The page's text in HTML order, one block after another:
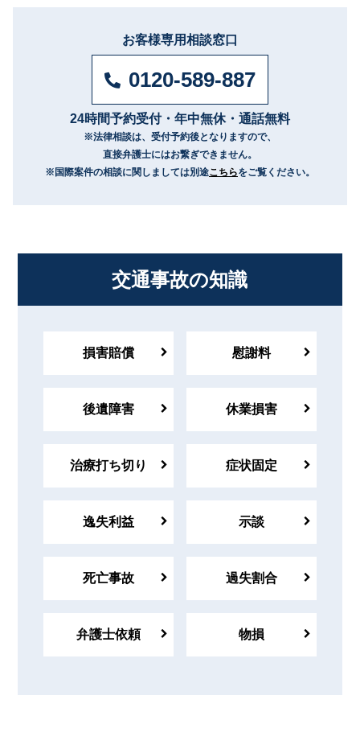
お客様専用相談窓口
0120-589-887
24時間予約受付・年中無休・通話無料
※法律相談は、 受付予約後となりますので、
直接弁護士にはお繋ぎできません。
※国際案件の相談に関しましては別途こちらをご覧ください。
交通事故の知識
損害賠償 慰謝料
後遺障害 休業損害
治療打ち切り 症状固定
逸失利益 示談
死亡事故 過失割合
弁護士依頼 物損